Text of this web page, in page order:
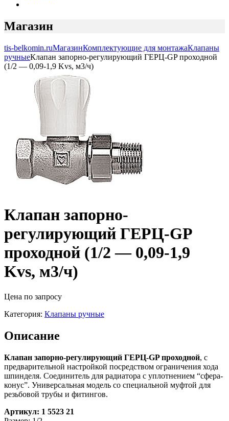
Магазин
tis-belkomin.ruМагазинКомплектующие для монтажаКлапаны
ручныеКлапан запорно-регулирующий ГЕРЦ-GP проходной
(1/2 — 0,09-1,9 Kvs, м3/ч)
Клапан запорно-
регулирующий ГЕРЦ-GP
проходной (1/2 — 0,09-1,9
Kvs, м3/ч)
Цена по запросу
Категория: Клапаны ручные
Описание
Клапан запорно-регулирующий ГЕРЦ-GP проходной, с
предварительной настройкой посредством ограничения хода
шпинделя. Соединитель для радиатора с уплотнением “сфера-
конус”. Универсальная модель со специальной муфтой для
резьбовой трубы и фитингов.
Артикул: 1 5523 21